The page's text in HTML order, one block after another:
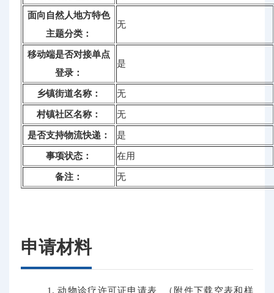
面向自然人地方特色
主题分类：
无
移动端是否对接单点
登录：
是
乡镇街道名称：
无
村镇社区名称：
无
是否支持物流快递：
是
事项状态：
在用
备注：
无
申请材料
1. 动物诊疗许可证申请表 （附件下载空表和样